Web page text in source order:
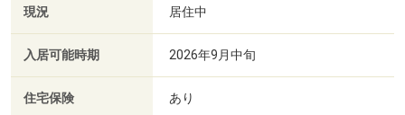
現況 居住中
入居可能時期 2026年9月中旬
住宅保険 あり